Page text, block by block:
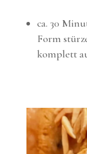
ca. 30
Form
komplett